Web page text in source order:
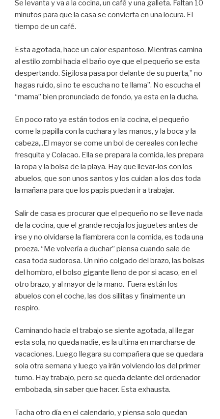
Se levanta y va a la cocina, un café y una galleta. Faltan 10
minutos para que la casa se convierta en una locura. El
tiempo de un café.
Esta agotada, hace un calor espantoso. Mientras camina
al estilo zombi hacia el baño oye que el pequeño se esta
despertando. Sigilosa pasa por delante de su puerta,” no
hagas ruido, si no te escucha no te llama”. No escucha el
“mama” bien pronunciado de fondo, ya esta en la ducha.
En poco rato ya están todos en la cocina, el pequeño
come la papilla con la cuchara y las manos, y la boca y la
cabeza,..El mayor se come un bol de cereales con leche
fresquita y Colacao. Ella se prepara la comida, les prepara
la ropa y la bolsa de la playa. Hay que llevar-los con los
abuelos, que son unos santos y los cuidan a los dos toda
la mañana para que los papis puedan ir a trabajar.
Salir de casa es procurar que el pequeño no se lleve nada
de la cocina, que el grande recoja los juguetes antes de
irse y no olvidarse la fiambrera con la comida, es toda una
proeza. “Me volvería a duchar” piensa cuando sale de
casa toda sudorosa. Un niño colgado del brazo, las bolsas
del hombro, el bolso gigante lleno de por si acaso, en el
otro brazo, y al mayor de la mano. Fuera están los
abuelos con el coche, las dos sillitas y finalmente un
respiro.
Caminando hacia el trabajo se siente agotada, al llegar
esta sola, no queda nadie, es la ultima en marcharse de
vacaciones. Luego llegara su compañera que se quedara
sola otra semana y luego ya irán volviendo los del primer
turno. Hay trabajo, pero se queda delante del ordenador
embobada, sin saber que hacer. Esta exhausta.
Tacha otro día en el calendario, y piensa solo quedan